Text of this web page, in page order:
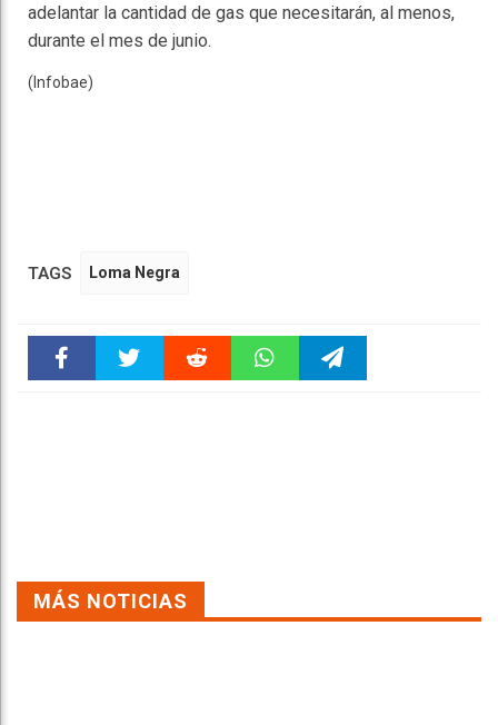
adelantar la cantidad de gas que necesitarán, al menos,
durante el mes de junio.
(Infobae)
TAGS Loma Negra
MÁS NOTICIAS